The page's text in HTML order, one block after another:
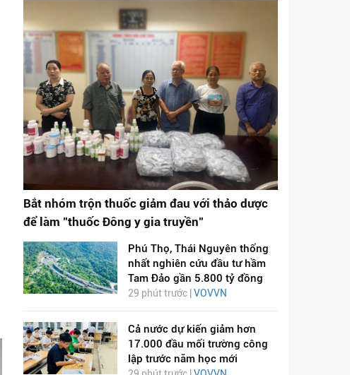
Bắt nhóm trộn thuốc giảm đau với thảo dược
để làm "thuốc Đông y gia truyền"
Phú Thọ, Thái Nguyên thống
nhất nghiên cứu đầu tư hầm
Tam Đảo gần 5.800 tỷ đồng
29 phút trước | VOVVN
Cả nước dự kiến giảm hơn
17.000 đầu mối trường công
lập trước năm học mới